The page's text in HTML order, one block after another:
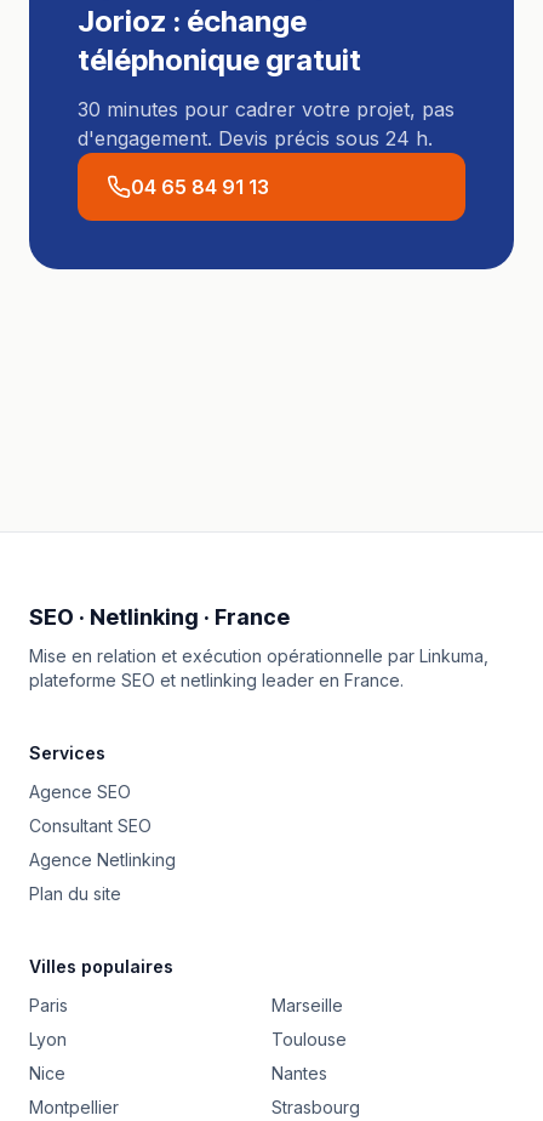
Jorioz : échange
téléphonique gratuit
30 minutes pour cadrer votre projet, pas
d'engagement. Devis précis sous 24 h.
04 65 84 91 13
SEO · Netlinking · France
Mise en relation et exécution opérationnelle par Linkuma
plateforme SEO et netlinking leader en France.
Services
Agence SEO
Consultant SEO
Agence Netlinking
Plan du site
Villes populaires
Paris
Marseille
Lyon
Toulouse
Nice
Nantes
Montpellier
Strasbourg